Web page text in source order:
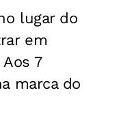
lugar do
em
7
marca do